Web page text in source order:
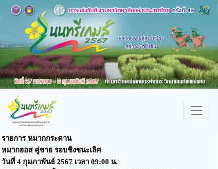
รายการ หมากกระดาน
หมากฮอส คู่ชาย รอบชิงชนะเลิศ
วันที่ 4 กุมภาพันธ์ 2567 เวลา 09:00 น.